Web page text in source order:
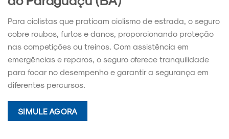
Para ciclistas que praticam ciclismo de estrada, o seguro
cobre roubos, furtos e danos, proporcionando proteção
nas competições ou treinos. Com assistência em
emergências e reparos, o seguro oferece tranquilidade
para focar no desempenho e garantir a segurança em
diferentes percursos.
SIMULE AGORA